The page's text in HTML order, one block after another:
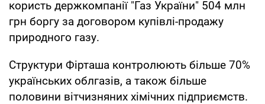
користь держкомпанії "Газ України" 504 млн
грн боргу за договором купівлі-продажу
природного газу.
Структури Фірташа контролюють більше 70%
українських облгазів, а також більше
половини вітчизняних хімічних підприємств.